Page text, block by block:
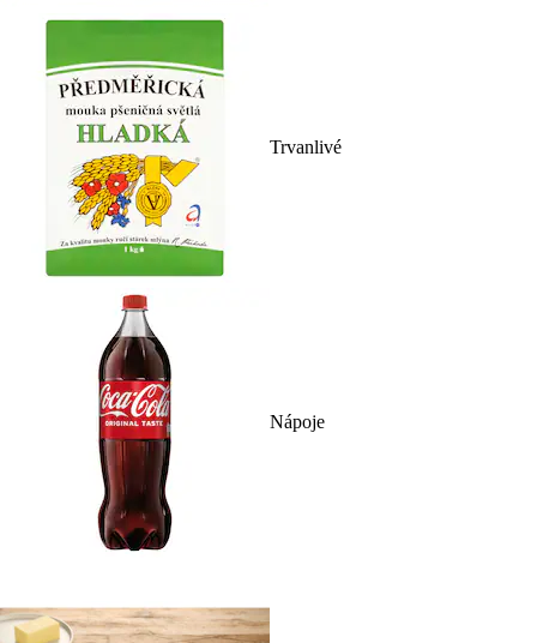
Trvanlivé
Nápoje